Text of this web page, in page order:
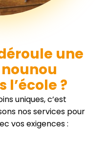
une
?
uniques, c’est
nos services pour
vos exigences :